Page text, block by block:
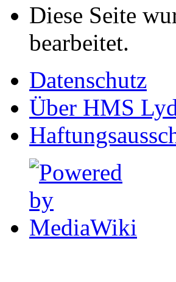
Diese Seite
bearbeitet.
Datenschutz
Über HMS